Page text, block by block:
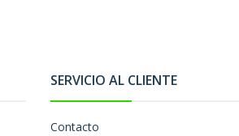
SERVICIO AL CLIENTE
Contacto